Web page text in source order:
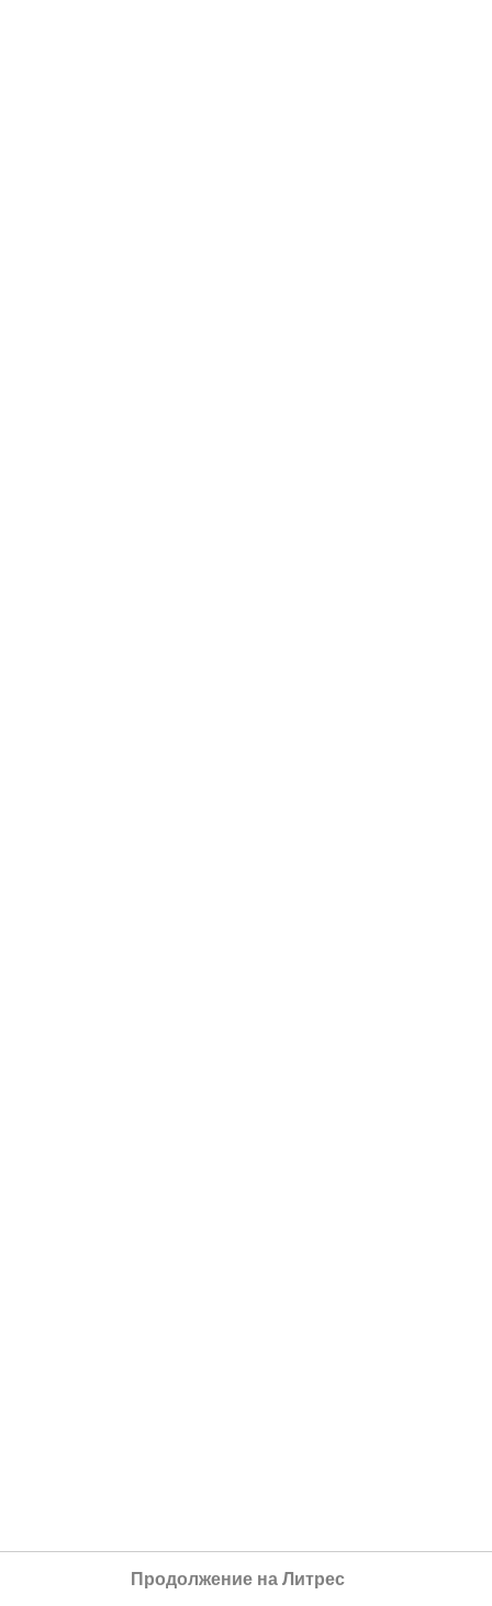
Продолжение на Литрес